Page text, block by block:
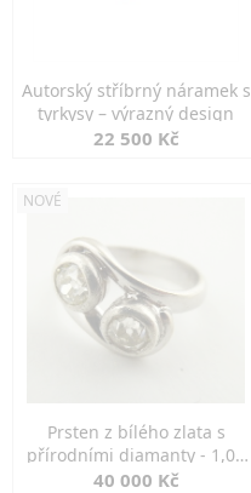
Autorský stříbrný náramek s
tyrkysy – výrazný design
22 500 Kč
NOVÉ
Prsten z bílého zlata s
přírodními diamanty - 1,00
ct
40 000 Kč